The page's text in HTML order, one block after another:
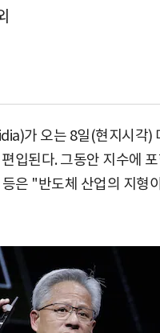
가 오는 8일(현지시각)
입된다. 그동안 지수에
은 "반도체 산업의 지형